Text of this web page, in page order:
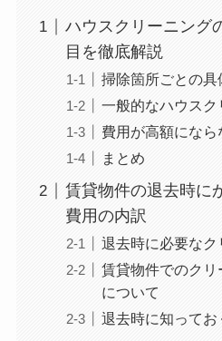
ハウスクリーニング
目を徹底解説
掃除箇所ごとの具
一般的なハウス
費用が高額になら
まとめ
賃貸物件の退去時に
費用の内訳
退去時に必要な
賃貸物件でのク
について
退去時に知って